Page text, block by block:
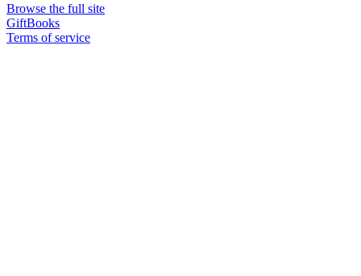
Browse the full site
GiftBooks
Terms of service